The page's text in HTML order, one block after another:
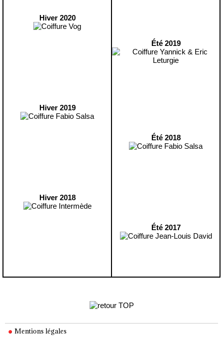
Hiver 2020
Hiver 2019
Hiver 2018
Été 2019
Été 2018
Été 2017
Mentions légales